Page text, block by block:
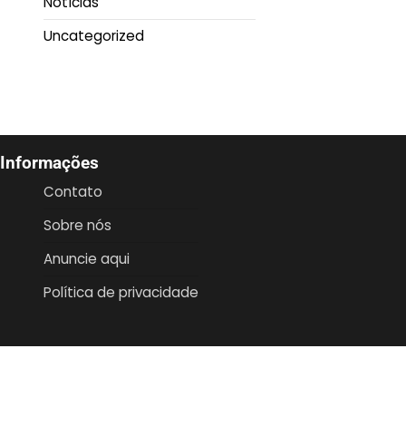
Uncategorized
Informações
Contato
Sobre nós
Anuncie aqui
Política de privacidade